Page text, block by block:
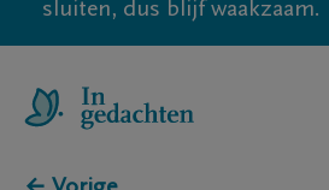
sluiten, dus blijf waakzaam.